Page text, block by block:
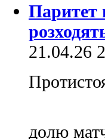
Паритет
21.04.26
долю